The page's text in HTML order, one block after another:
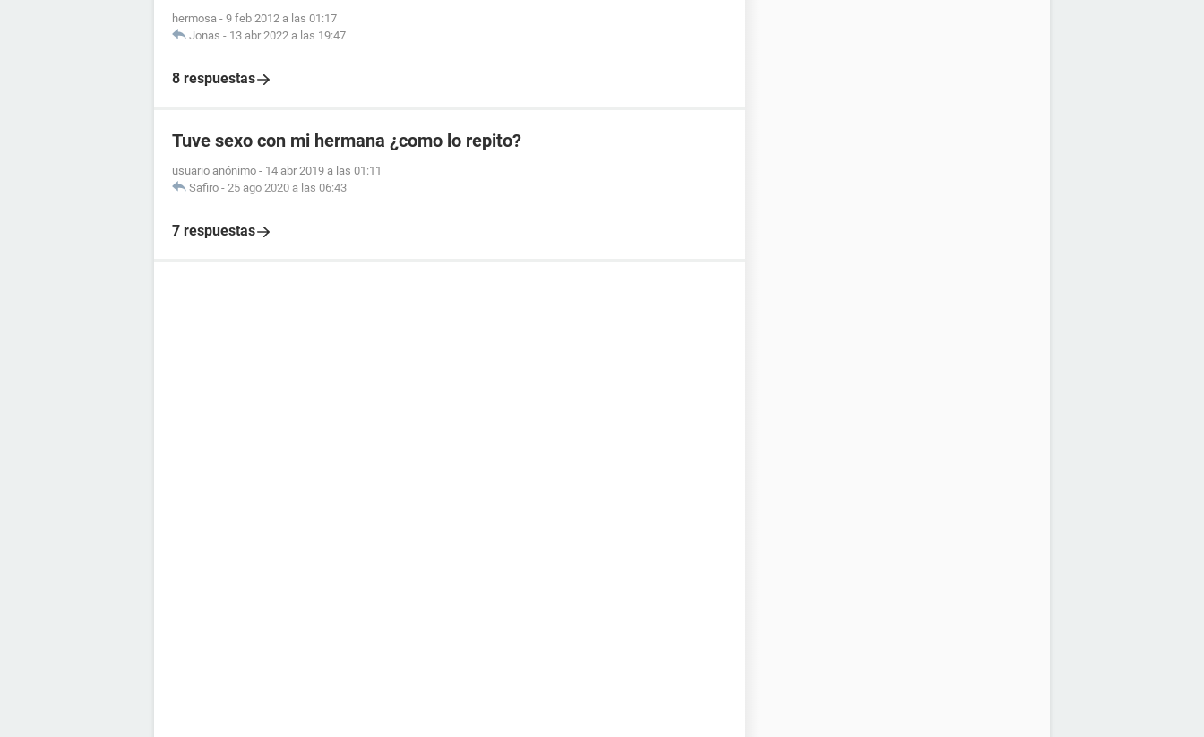
hermosa - 9 feb 2012 a las 01:17
Jonas - 13 abr 2022 a las 19:47
8 respuestas
Tuve sexo con mi hermana ¿como lo repito?
usuario anónimo - 14 abr 2019 a las 01:11
Safiro - 25 ago 2020 a las 06:43
7 respuestas